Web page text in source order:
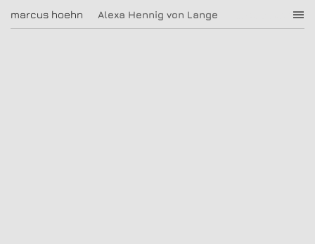
Alexa Hennig von Lange
marcus hoehn marcus hoehn
|